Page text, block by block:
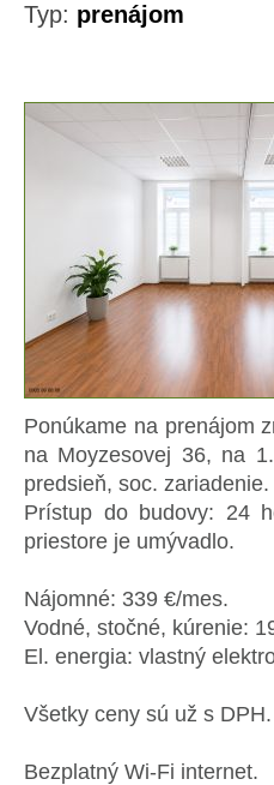
Typ: prenájom
Ponúkame na prenájom
na Moyzesovej 36, na
predsieň, soc. zariadenie.
Prístup do budovy: 24
priestore je umývadlo.
Nájomné: 339 €/mes.
Vodné, stočné, kúrenie:
El. energia: vlastný
Všetky ceny sú už s DPH.
Bezplatný Wi-Fi internet.